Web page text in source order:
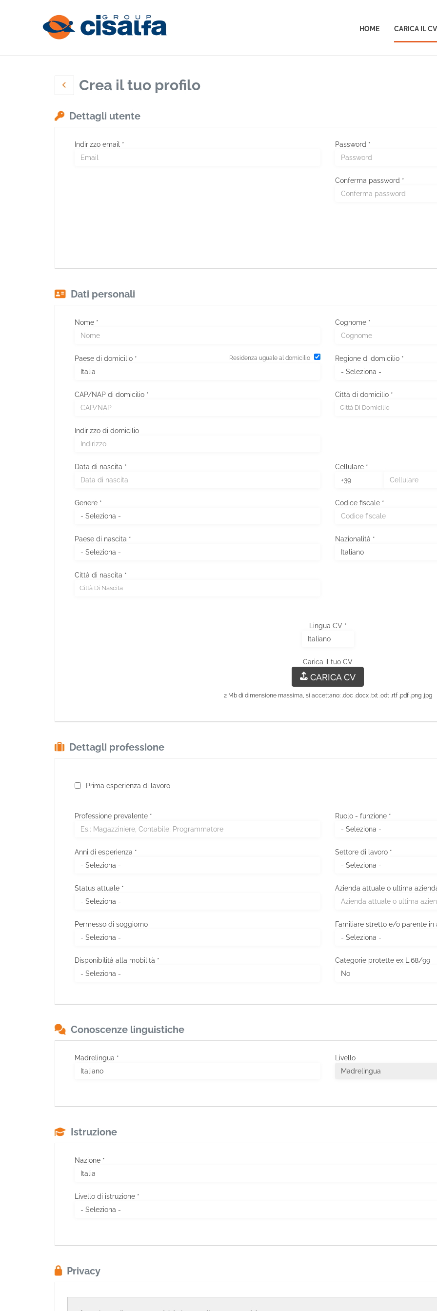
HOME CARICA IL CV
Crea il tuo profilo
Dettagli utente
Indirizzo email * Password *
Conferma password *
Dati personali
Nome * Cognome *
Paese di domicilio * Residenza uguale al domicilio Regione di domicilio *
CAP/NAP di domicilio *
Città di domicilio *
Città Di Domicilio
Indirizzo di domicilio
Paese di residenza * Regione/Cantone di residenza *
CAP/NAP di residenza
Città di residenza
Indirizzo di residenza
Data di nascita *
Genere *
Paese di nascita *
Città di nascita *
Città Di Nascita
Cellulare *
Codice fiscale *
Nazionalità *
Lingua CV *
Carica il tuo CV
CARICA CV
2 Mb di dimensione massima, si accettano: .doc .docx .txt .odt .rtf .pdf .png .jpg
Dettagli professione
Prima esperienza di lavoro
Professione prevalente * Ruolo - funzione *
Anni di esperienza *
Status attuale *
Settore di lavoro *
Azienda attuale o ultima
Permesso di soggiorno
Disponibilità alla mobilità *
Familiare stretto e/o parente in
Categorie protette ex L.68/99
Conoscenze linguistiche
Madrelingua * Livello
Istruzione
Nazione *
Livello di istruzione *
Privacy